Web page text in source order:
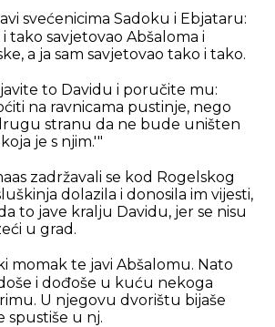
svećenicima Sadoku i Ebjataru:
tako savjetovao Abšaloma i
a ja sam savjetovao tako i tako.
to Davidu i poručite mu:
na ravnicama pustinje, nego
stranu da ne bude uništen
je s njim.'"
zadržavali se kod Rogelskog
dolazila i donosila im vijesti,
to jave kralju Davidu, jer se nisu
u grad.
momak te javi Abšalomu. Nato
i dođoše u kuću nekoga
U njegovu dvorištu bijaše
spustiše u nj.